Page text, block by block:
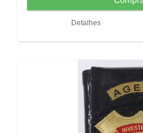
Detalhes